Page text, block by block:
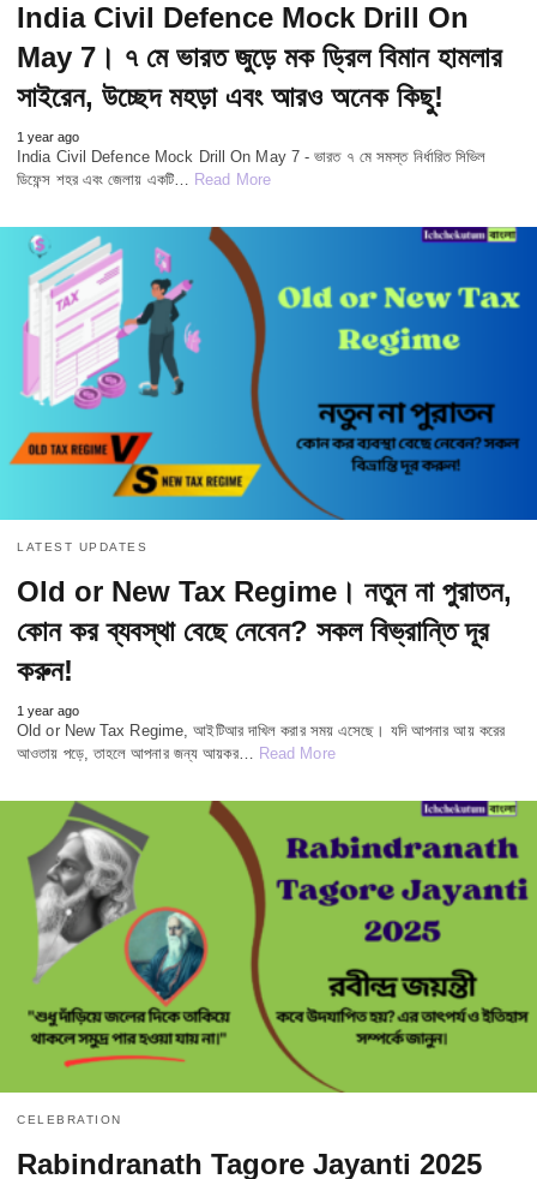
India Civil Defence Mock Drill On
May 7। ৭ মে ভারত জুড়ে মক ড্রিল বিমান হামলার
সাইরেন, উচ্ছেদ মহড়া এবং আরও অনেক কিছু!
1 year ago
India Civil Defence Mock Drill On May 7 - ভারত ৭ মে সমস্ত নির্ধারিত সিভিল
ডিফেন্স শহর এবং জেলায় একটি… Read More
LATEST UPDATES
Old or New Tax Regime। নতুন না পুরাতন,
কোন কর ব্যবস্থা বেছে নেবেন? সকল বিভ্রান্তি দূর
করুন!
1 year ago
Old or New Tax Regime, আইটিআর দাখিল করার সময় এসেছে। যদি আপনার আয় করের
আওতায় পড়ে, তাহলে আপনার জন্য আয়কর… Read More
CELEBRATION
Rabindranath Tagore Jayanti 2025